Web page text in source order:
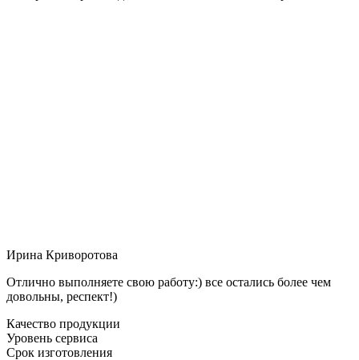
Ирина Криворотова
Отлично выполняете свою работу:) все остались более чем
довольны, респект!)
Качество продукции
Уровень сервиса
Срок изготовления